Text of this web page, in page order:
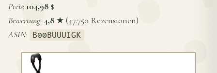
Preis: 104,98 $
Bewertung: 4,8 ★ (47.750 Rezensionen)
ASIN: B00BUUUIGK